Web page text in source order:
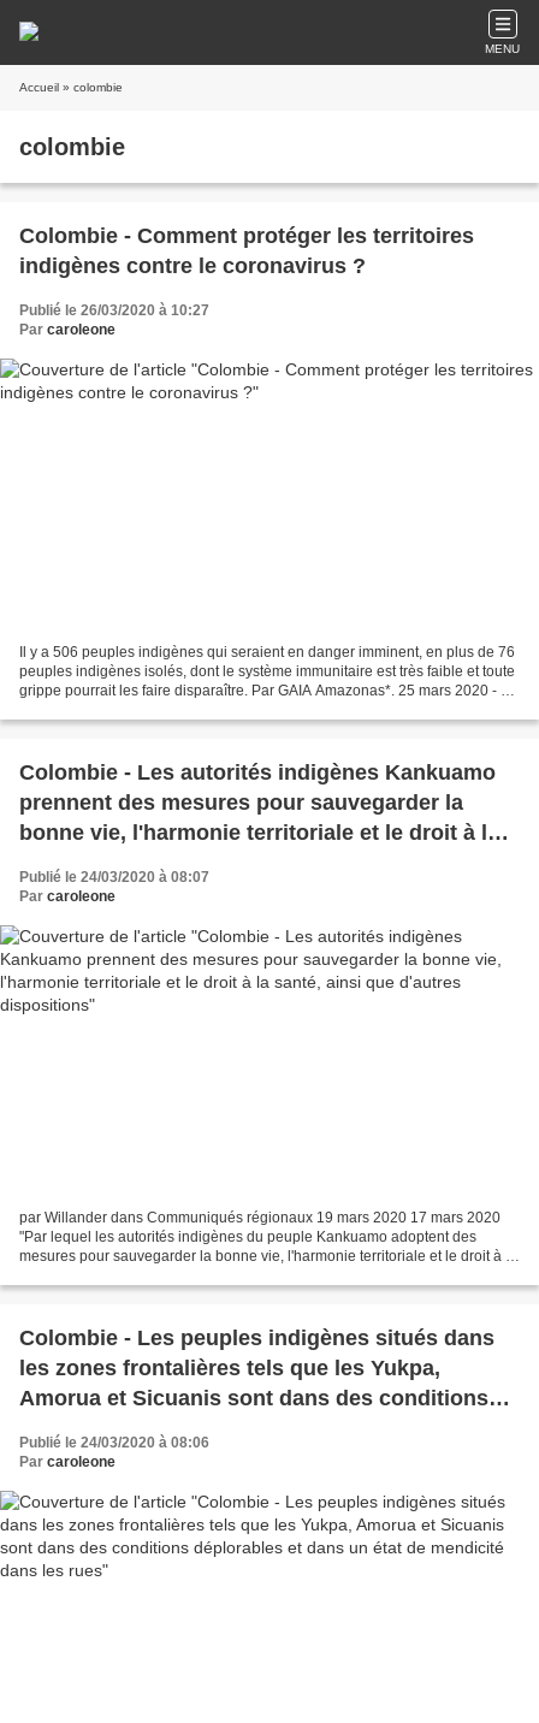
MENU
Accueil » colombie
colombie
Colombie - Comment protéger les territoires
indigènes contre le coronavirus ?
Publié le 26/03/2020 à 10:27
Par caroleone
Il y a 506 peuples indigènes qui seraient en danger imminent, en plus de 76
peuples indigènes isolés, dont le système immunitaire est très faible et toute
grippe pourrait les faire disparaître. Par GAIA Amazonas*. 25 mars 2020 - Le
Colombie - Les autorités indigènes Kankuamo
prennent des mesures pour sauvegarder la
bonne vie, l'harmonie territoriale et le droit à la
Publié le 24/03/2020 à 08:07
Par caroleone
par Willander dans Communiqués régionaux 19 mars 2020 17 mars 2020
"Par lequel les autorités indigènes du peuple Kankuamo adoptent des
mesures pour sauvegarder la bonne vie, l'harmonie territoriale et le droit à la
Colombie - Les peuples indigènes situés dans
les zones frontalières tels que les Yukpa,
Amorua et Sicuanis sont dans des conditions
déplorables et dans un état de mendicité dans
les rues
Publié le 24/03/2020 à 08:06
Par caroleone